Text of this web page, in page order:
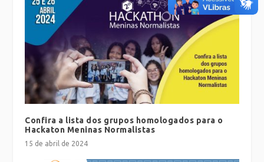
Confira a lista dos grupos homologados para o
Hackaton Meninas Normalistas
15 de abril de 2024